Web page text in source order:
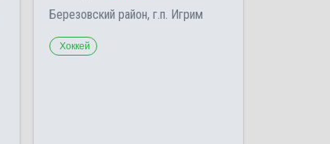
Березовский район, г.п. Игрим
Хоккей